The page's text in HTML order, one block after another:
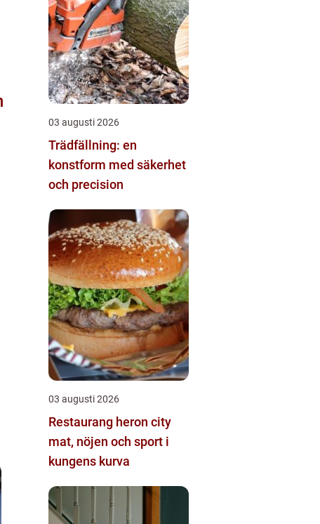
03 augusti 2026
Trädfällning: en
konstform med säkerhet
och precision
03 augusti 2026
Restaurang heron city
mat, nöjen och sport i
kungens kurva